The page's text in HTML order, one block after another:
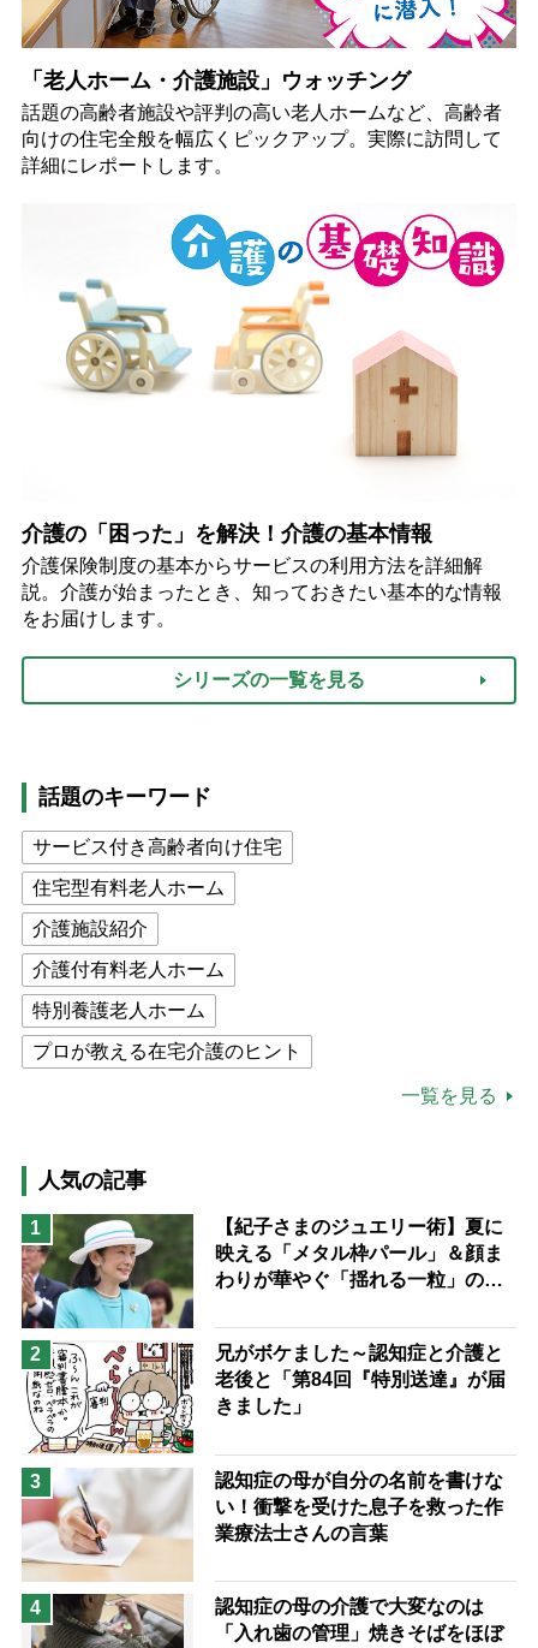
「老人ホーム・介護施設」ウォッチング
話題の高齢者施設や評判の高い老人ホームなど、高齢者
向けの住宅全般を幅広くピックアップ。実際に訪問して
詳細にレポートします。
介護の「困った」を解決！介護の基本情報
介護保険制度の基本からサービスの利用方法を詳細解
説。介護が始まったとき、知っておきたい基本的な情報
をお届けします。
シリーズの一覧を見る
話題のキーワード
サービス付き高齢者向け住宅
住宅型有料老人ホーム
介護施設紹介
介護付有料老人ホーム
特別養護老人ホーム
プロが教える在宅介護のヒント
猫が母になつきません
息子の遠距離介護サバイバル術
兄がボケました
便利なサービス
予防法
一覧を見る
人気の記事
1
【紀子さまのジュエリー術】夏に
映える「メタル枠パール」＆顔ま
わりが華やぐ「揺れる一粒」の使
2
兄がボケました～認知症と介護と
老後と「第84回『特別送達』が届
きました」
3
認知症の母が自分の名前を書けな
い！衝撃を受けた息子を救った作
業療法士さんの言葉
4
認知症の母の介護で大変なのは
「入れ歯の管理」焼きそばをほぼ